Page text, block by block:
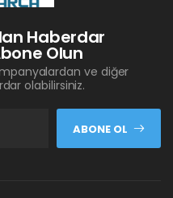
Haberdar
Olun
ve diğer
olabilirsiniz.
ABONE OL